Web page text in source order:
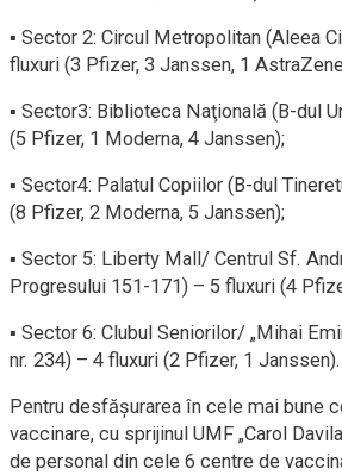
▪ Sector 2: Circul Metropolitan (Aleea
fluxuri (3 Pfizer, 3 Janssen, 1
▪ Sector3: Biblioteca Naţională (B-dul
(5 Pfizer, 1 Moderna, 4 Janssen);
▪ Sector4: Palatul Copiilor (B-dul
(8 Pfizer, 2 Moderna, 5 Janssen);
▪ Sector 5: Liberty Mall/ Centrul Sf.
Progresului 151-171) – 5 fluxuri (4
▪ Sector 6: Clubul Seniorilor/ „Mihai
nr. 234) – 4 fluxuri (2 Pfizer, 1 Janssen).
Pentru desfăşurarea în cele mai bune
vaccinare, cu sprijinul UMF „Carol
de personal din cele 6 centre de